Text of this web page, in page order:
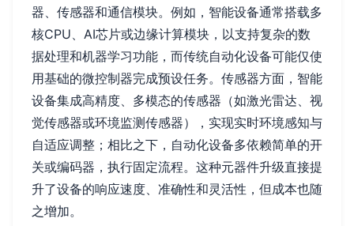
器、传感器和通信模块。例如，智能设备通常搭载多
核CPU、AI芯片或边缘计算模块，以支持复杂的数
据处理和机器学习功能，而传统自动化设备可能仅使
用基础的微控制器完成预设任务。传感器方面，智能
设备集成高精度、多模态的传感器（如激光雷达、视
觉传感器或环境监测传感器），实现实时环境感知与
自适应调整；相比之下，自动化设备多依赖简单的开
关或编码器，执行固定流程。这种元器件升级直接提
升了设备的响应速度、准确性和灵活性，但成本也随
之增加。